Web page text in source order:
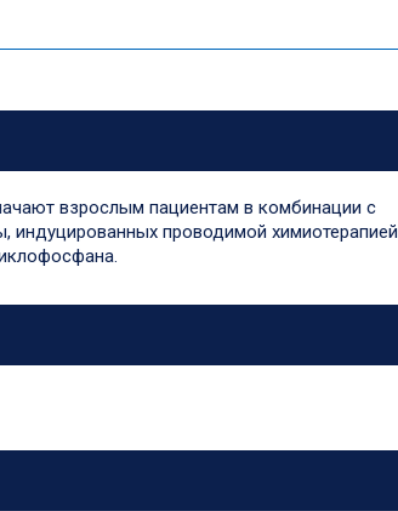
взрослым пациентам в комбинации с
индуцированных проводимой химиотерапией